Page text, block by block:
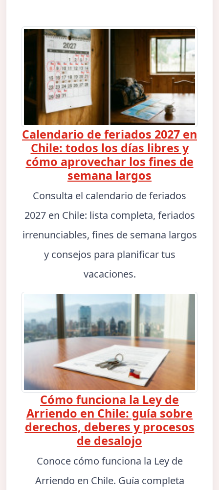
Calendario de feriados 2027 en
Chile: todos los días libres y
cómo aprovechar los fines de
semana largos
Consulta el calendario de feriados
2027 en Chile: lista completa, feriados
irrenunciables, fines de semana largos
y consejos para planificar tus
vacaciones.
Cómo funciona la Ley de
Arriendo en Chile: guía sobre
derechos, deberes y procesos
de desalojo
Conoce cómo funciona la Ley de
Arriendo en Chile. Guía completa